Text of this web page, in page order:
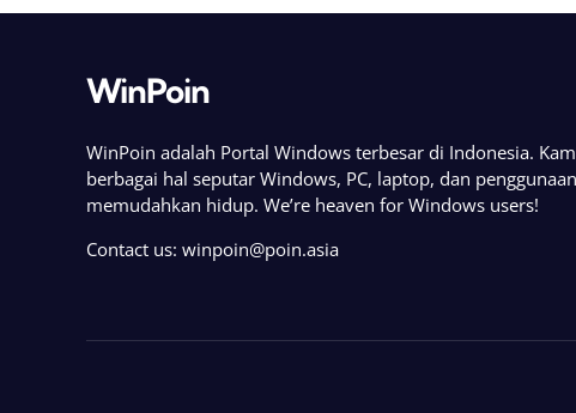
WinPoin
WinPoin adalah Portal Windows terbesar di Indonesia.
berbagai hal seputar Windows, PC, laptop, dan
memudahkan hidup. We’re heaven for Windows users!
Contact us: winpoin@poin.asia